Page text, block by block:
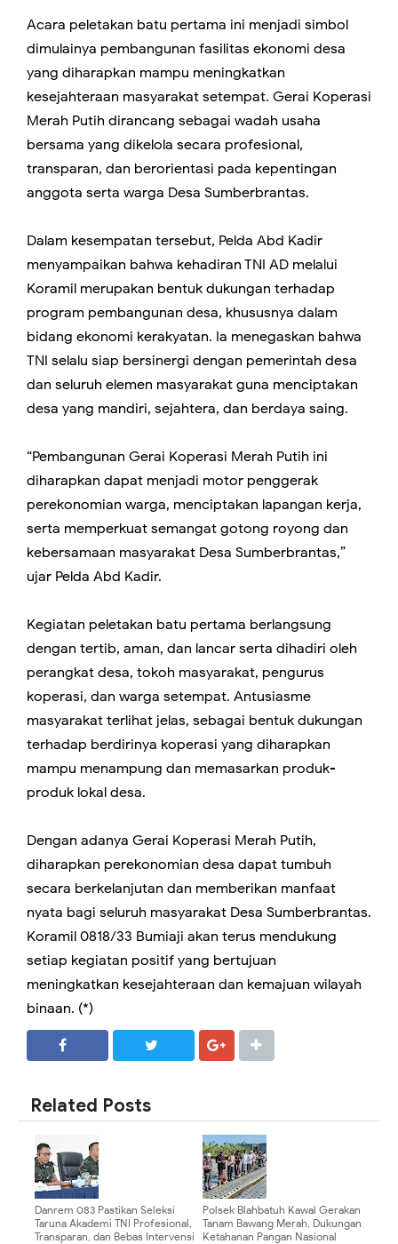
Acara peletakan batu pertama ini menjadi simbol
dimulainya pembangunan fasilitas ekonomi desa
yang diharapkan mampu meningkatkan
kesejahteraan masyarakat setempat. Gerai Koperasi
Merah Putih dirancang sebagai wadah usaha
bersama yang dikelola secara profesional,
transparan, dan berorientasi pada kepentingan
anggota serta warga Desa Sumberbrantas.
Dalam kesempatan tersebut, Pelda Abd Kadir
menyampaikan bahwa kehadiran TNI AD melalui
Koramil merupakan bentuk dukungan terhadap
program pembangunan desa, khususnya dalam
bidang ekonomi kerakyatan. Ia menegaskan bahwa
TNI selalu siap bersinergi dengan pemerintah desa
dan seluruh elemen masyarakat guna menciptakan
desa yang mandiri, sejahtera, dan berdaya saing.
“Pembangunan Gerai Koperasi Merah Putih ini
diharapkan dapat menjadi motor penggerak
perekonomian warga, menciptakan lapangan kerja,
serta memperkuat semangat gotong royong dan
kebersamaan masyarakat Desa Sumberbrantas,”
ujar Pelda Abd Kadir.
Kegiatan peletakan batu pertama berlangsung
dengan tertib, aman, dan lancar serta dihadiri oleh
perangkat desa, tokoh masyarakat, pengurus
koperasi, dan warga setempat. Antusiasme
masyarakat terlihat jelas, sebagai bentuk dukungan
terhadap berdirinya koperasi yang diharapkan
mampu menampung dan memasarkan produk-
produk lokal desa.
Dengan adanya Gerai Koperasi Merah Putih,
diharapkan perekonomian desa dapat tumbuh
secara berkelanjutan dan memberikan manfaat
nyata bagi seluruh masyarakat Desa Sumberbrantas.
Koramil 0818/33 Bumiaji akan terus mendukung
setiap kegiatan positif yang bertujuan
meningkatkan kesejahteraan dan kemajuan wilayah
binaan. (*)
Related Posts
Danrem 083 Pastikan Seleksi
Taruna Akademi TNI Profesional,
Transparan, dan Bebas Intervensi
Polsek Blahbatuh Kawal Gerakan
Tanam Bawang Merah, Dukungan
Ketahanan Pangan Nasional